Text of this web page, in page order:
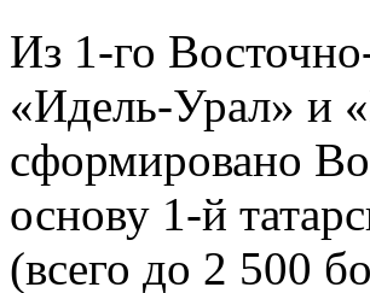
Из 1-го
«Идель-Урал» и
сформировано
основу 1-й
(всего до 2 500